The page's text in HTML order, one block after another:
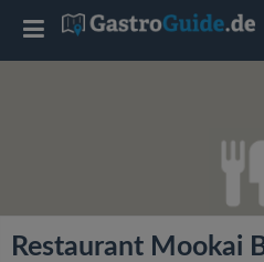
Restaurant Mookai
T